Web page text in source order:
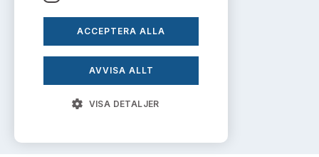
Personuppgiftspolicy
Prenumerera på uttalanden
ACCEPTERA ALLA
AVVISA ALLT
VISA DETALJER